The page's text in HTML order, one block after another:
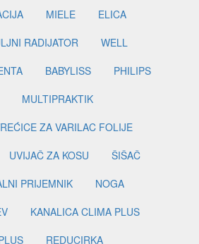
MIELE
ELICA
RADIJATOR
WELL
BABYLISS
PHILIPS
MULTIPRAKTIK
ZA VARILAC FOLIJE
UVIJAČ ZA KOSU
ŠIŠAČ
PRIJEMNIK
NOGA
KANALICA CLIMA PLUS
REDUCIRKA